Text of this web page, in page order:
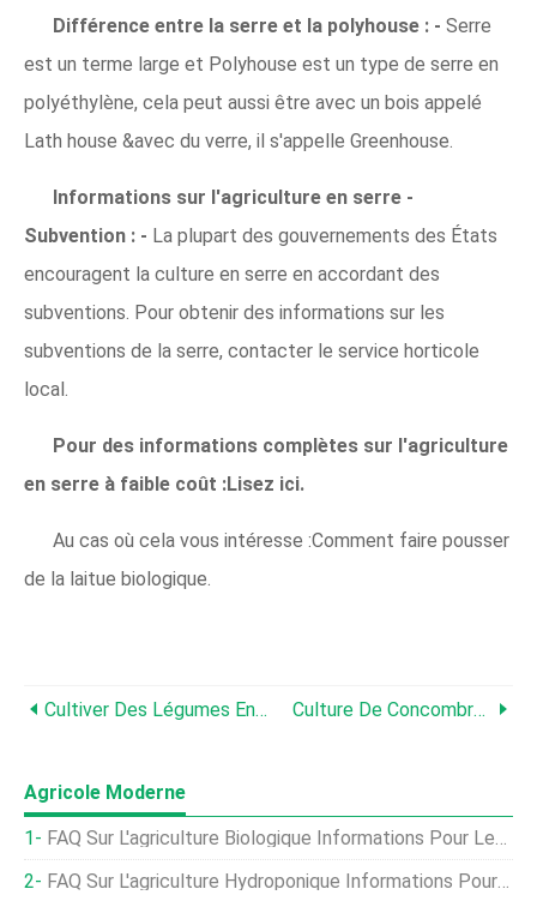
Différence entre la serre et la polyhouse : - Serre
est un terme large et Polyhouse est un type de serre en
polyéthylène, cela peut aussi être avec un bois appelé
Lath house &avec du verre, il s'appelle Greenhouse.
Informations sur l'agriculture en serre -
Subvention : - La plupart des gouvernements des États
encouragent la culture en serre en accordant des
subventions. Pour obtenir des informations sur les
subventions de la serre, contacter le service horticole
local.
Pour des informations complètes sur l'agriculture
en serre à faible coût :Lisez ici.
Au cas où cela vous intéresse :Comment faire pousser
de la laitue biologique.
Cultiver Des Légumes En Pots / Conteneurs Culture De Concombres ; Plantation; Se Soucier; Guide De Récolte
Agricole Moderne
FAQ Sur L'agriculture Biologique Informations Pour Les Débutants
FAQ Sur L'agriculture Hydroponique Informations Pour Les Débutants